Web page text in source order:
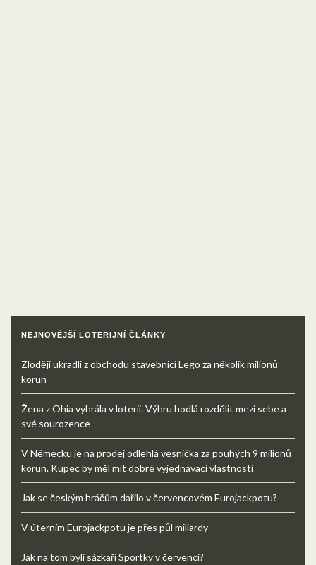
NEJNOVĚJŠÍ LOTERIJNÍ ČLÁNKY
Zloději ukradli z obchodu stavebnici Lego za několik milionů
korun
Žena z Ohia vyhrála v loterii. Výhru hodlá rozdělit mezi sebe a
své sourozence
V Německu je na prodej odlehlá vesnička za pouhých 9 milionů
korun. Kupec by měl mít dobré vyjednávací vlastnosti
Jak se českým hráčům dařilo v červencovém Eurojackpotu?
V úterním Eurojackpotu je přes půl miliardy
Jak na tom byli sázkaři Sportky v červenci?